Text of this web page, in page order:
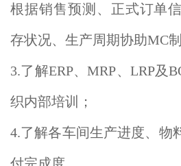
根据销售预测、正式订单
存状况、生产周期协助MC
3.了解ERP、MRP、LRP及
织内部培训；
4.了解各车间生产进度、物